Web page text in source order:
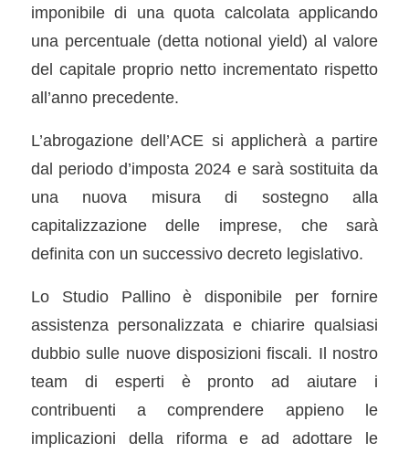
imponibile di una quota calcolata applicando
una percentuale (detta notional yield) al valore
del capitale proprio netto incrementato rispetto
all’anno precedente.
L’abrogazione dell’ACE si applicherà a partire
dal periodo d’imposta 2024 e sarà sostituita da
una nuova misura di sostegno alla
capitalizzazione delle imprese, che sarà
definita con un successivo decreto legislativo.
Lo Studio Pallino è disponibile per fornire
assistenza personalizzata e chiarire qualsiasi
dubbio sulle nuove disposizioni fiscali. Il nostro
team di esperti è pronto ad aiutare i
contribuenti a comprendere appieno le
implicazioni della riforma e ad adottare le